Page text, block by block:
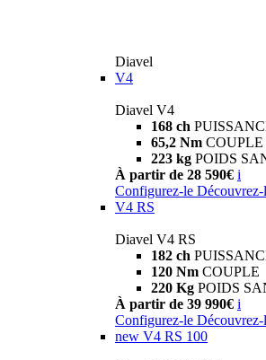
Diavel
V4
Diavel V4
168 ch
65,2 Nm COUPLE
223 kg POIDS
À partir de 28 590€ i
Configurez-le Découvrez-
V4 RS
Diavel V4 RS
182 ch
120 Nm COUPLE
220 Kg POIDS
À partir de 39 990€ i
Configurez-le Découvrez-
new V4 RS 100